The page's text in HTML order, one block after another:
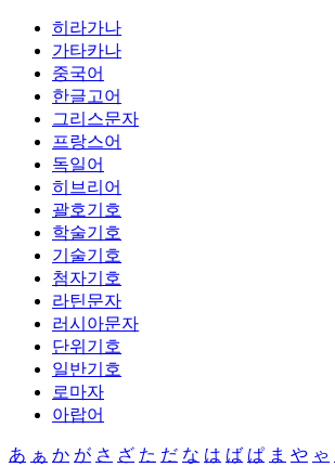
히라가나
가타카나
중국어
한글고어
그리스문자
프랑스어
독일어
히브리어
괄호기호
학술기호
기술기호
첨자기호
라틴문자
러시아문자
단위기호
일반기호
로마자
아랍어
あ ぁ か が さ ざ た だ な は ば ぱ ま や ゃ